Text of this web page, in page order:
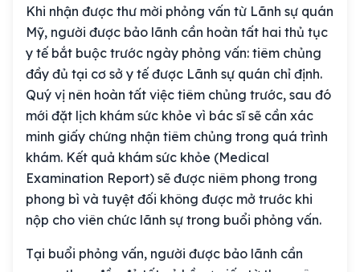
Khi nhận được thư mời phỏng vấn từ Lãnh sự quán
Mỹ, người được bảo lãnh cần hoàn tất hai thủ tục
y tế bắt buộc trước ngày phỏng vấn: tiêm chủng
đầy đủ tại cơ sở y tế được Lãnh sự quán chỉ định.
Quý vị nên hoàn tất việc tiêm chủng trước, sau đó
mới đặt lịch khám sức khỏe vì bác sĩ sẽ cần xác
minh giấy chứng nhận tiêm chủng trong quá trình
khám. Kết quả khám sức khỏe (Medical
Examination Report) sẽ được niêm phong trong
phong bì và tuyệt đối không được mở trước khi
nộp cho viên chức lãnh sự trong buổi phỏng vấn.
Tại buổi phỏng vấn, người được bảo lãnh cần